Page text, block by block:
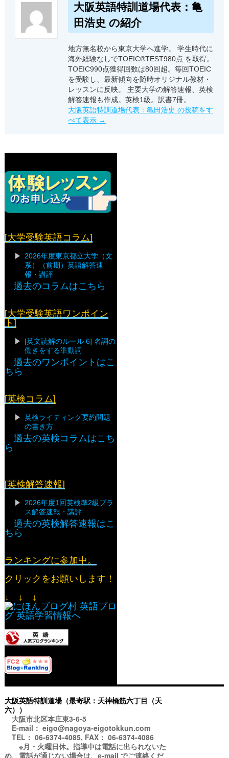
大阪英語特訓道場代表：亀
田浩史 の紹介
地方無名校から東京大学へ進学。 学生時代に
海外経験なしでTOEIC®TEST980点 を取得。
TOEIC990点獲得回数は80回超。毎回TOEIC
を受験し、最新傾向を随時オリジナル教材・
レッスンに反映。 主要大学の解答速報、英検
解答速報も作成。英検1級。訳書7冊。
大阪英語特訓道場代表：亀田浩史 の投稿をす
べて表示 →
[大学受験英語コラム]
2026年度東京都立大学（文
系）（前期）英語解答速
報・講評
過去のコラムはこちら
[大学受験英語ワンポイン
ト]
[英文読解のルール 6] 名詞の
働きをする準動詞
過去のワンポイントはこ
ちら
[英検コラム]
英検ライティング要約問題
の書き方
過去の英検コラムはこち
ら
[英検解答速報]
2026年度1回英検準2級プラ
ス解答速報・講評
過去の英検解答速報はこ
ちら
ランキングに参加中。
クリックをお願いします！
↓ ↓ ↓
大阪英語特訓道場（最寄駅：天神橋筋六丁目（天
六））
大阪市北区本庄東3-6-5
E-mail： eigo@nagoya-eigotokkun.com
TEL： 06-6374-4085, FAX： 06-6374-4086
※月・火曜日休。指導中は電話に出られないた
め、電話が通じない場合は、e-mail でご連絡くだ